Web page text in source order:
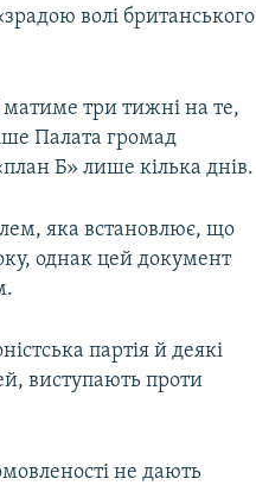
волі британського
матиме три тижні на те,
Палата громад
Б» лише кілька днів.
яка встановлює, що
однак цей документ
партія й деякі
виступають проти
не дають